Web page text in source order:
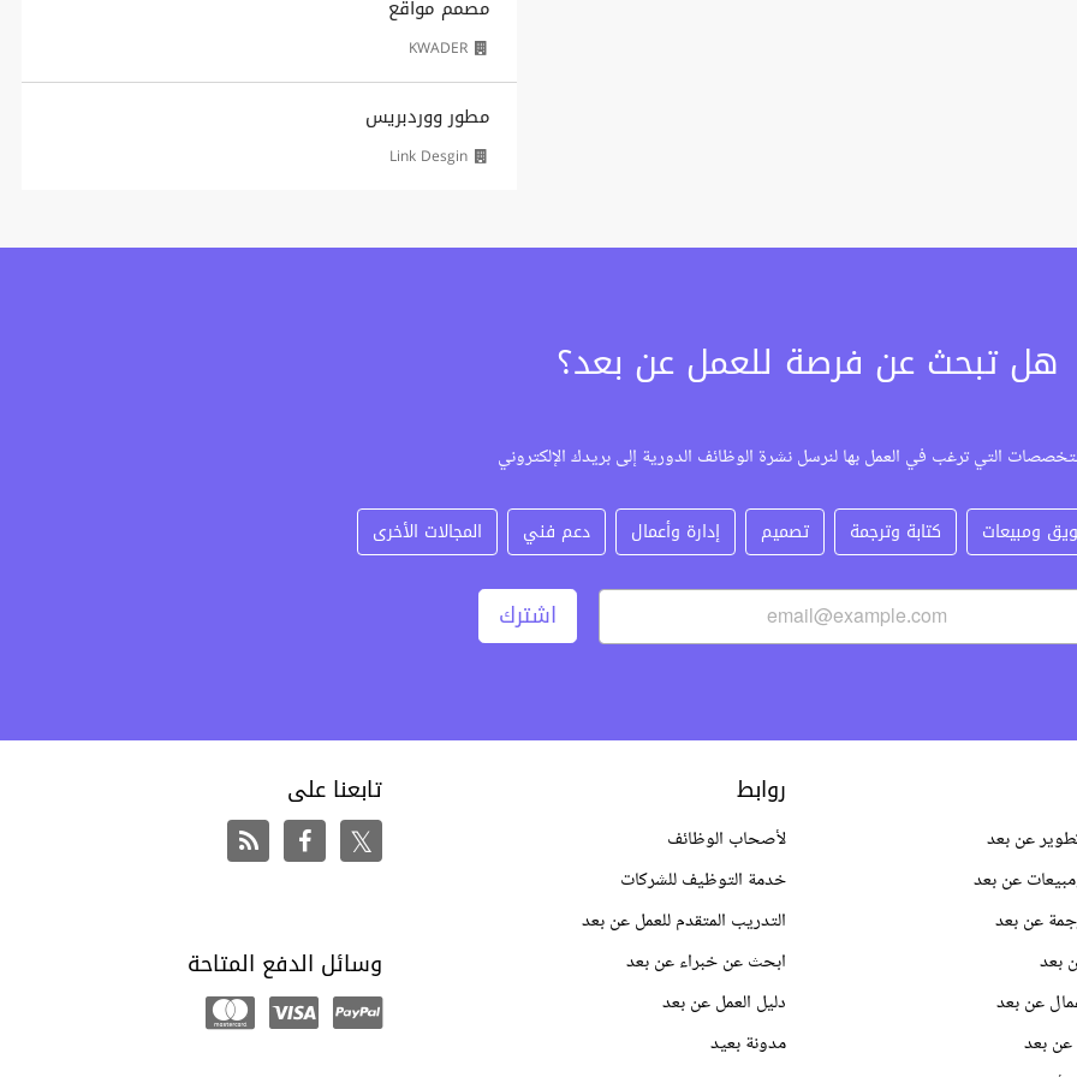
مصمم مواقع
KWADER
مطور ووردبريس
Link Desgin
هل تبحث عن فرصة للعمل عن بعد؟
التي ترغب في العمل بها لنرسل نشرة الوظائف الدورية إلى بريدك الإلكتروني
ومبيعات كتابة وترجمة تصميم إدارة وأعمال دعم فني المجالات الأخرى
اشترك
عن بعد
عن بعد
عن بعد
بعد
عن بعد
بعد
روابط
لأصحاب الوظائف
خدمة التوظيف للشركات
التدريب المتقدم للعمل عن بعد
ابحث عن خبراء عن بعد
دليل العمل عن بعد
مدونة بعيد
تابعنا على
وسائل الدفع المتاحة